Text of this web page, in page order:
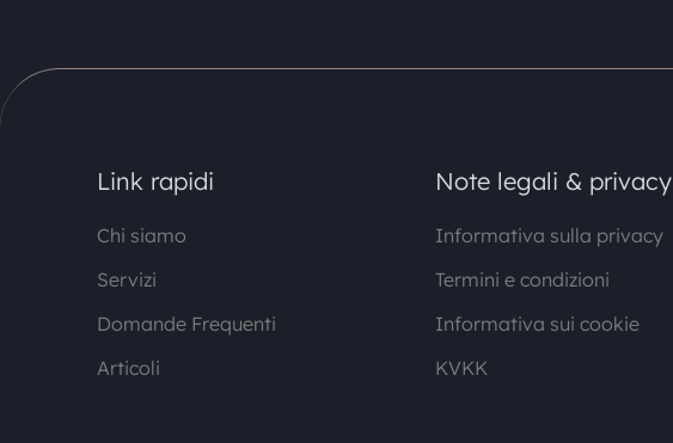
Link rapidi
Chi siamo
Servizi
Domande Frequenti
Articoli
Note legali & privacy
Informativa sulla privacy
Termini e condizioni
Informativa sui cookie
KVKK